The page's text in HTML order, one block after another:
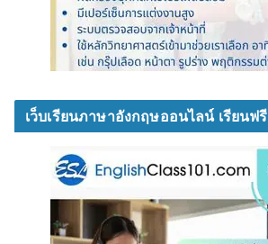
เว็บเรียนภาษาอังกฤษออนไลน์ เรียนฟรี